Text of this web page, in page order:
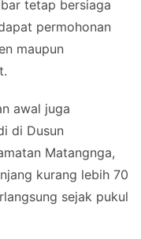
tetap bersiaga
permohonan
maupun
awal juga
di Dusun
Matangnga,
kurang lebih 70
sejak pukul